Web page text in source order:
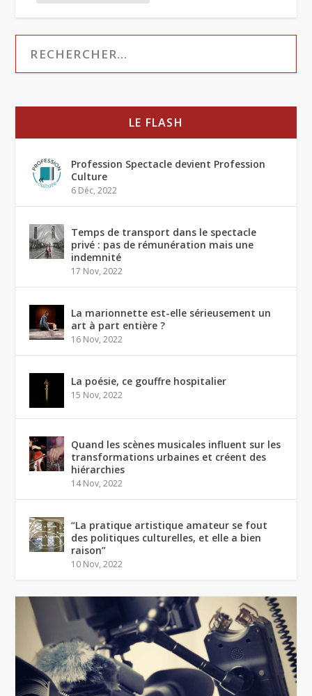
LE FLASH
Profession Spectacle devient Profession
Culture
6 Déc, 2022
Temps de transport dans le spectacle
privé : pas de rémunération mais une
indemnité
17 Nov, 2022
La marionnette est-elle sérieusement un
art à part entière ?
16 Nov, 2022
La poésie, ce gouffre hospitalier
15 Nov, 2022
Quand les scènes musicales influent sur les
transformations urbaines et créent des
hiérarchies
14 Nov, 2022
“La pratique artistique amateur se fout
des politiques culturelles, et elle a bien
raison”
10 Nov, 2022